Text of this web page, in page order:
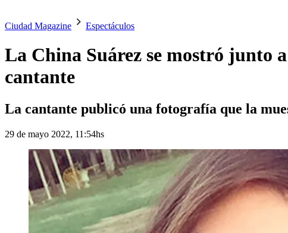
Ciudad Magazine Espectáculos
La China Suárez se mostró junto
cantante
La cantante publicó una fotografía que la
29 de mayo 2022, 11:54hs